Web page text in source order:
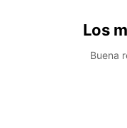
Los
Buena